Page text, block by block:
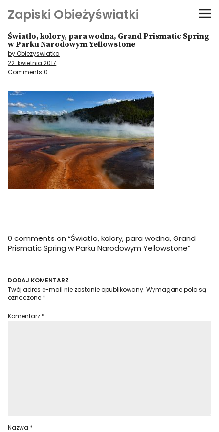
Zapiski Obieżyświatki
Podróże
Kultura i sztuka
Kątem oka
O-fiszki
Niezwyczajne ściany
Dom na kółkach
Światło, kolory, para wodna, Grand Prismatic Spring
w Parku Narodowym Yellowstone
by Obiezyswiatka
22. kwietnia 2017
Comments 0
0 comments on “Światło, kolory, para wodna, Grand
Prismatic Spring w Parku Narodowym Yellowstone”
DODAJ KOMENTARZ
Twój adres e-mail nie zostanie opublikowany. Wymagane pola są
oznaczone *
Komentarz *
Nazwa *